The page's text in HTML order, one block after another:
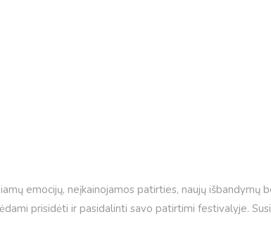
emocijų, neįkainojamos patirties, naujų išbandymų
prisidėti ir pasidalinti savo patirtimi festivalyje.